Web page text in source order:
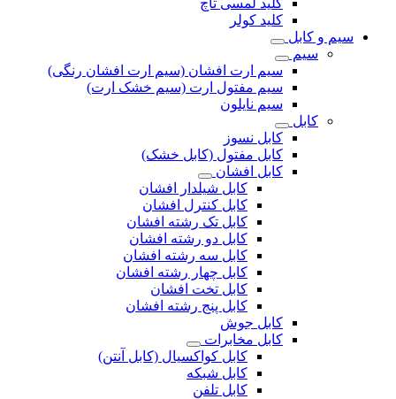
کلید لمسی تاچ
کلید کولر
سیم و کابل
سیم
سیم ارت افشان (سیم ارت افشان رنگی)
سیم مفتول ارت (سیم خشک ارت)
سیم نایلون
کابل
کابل نسوز
کابل مفتول (کابل خشک)
کابل افشان
کابل شیلدار افشان
کابل کنترل افشان
کابل تک رشته افشان
کابل دو رشته افشان
کابل سه رشته افشان
کابل چهار رشته افشان
کابل تخت افشان
کابل پنج رشته افشان
کابل جوش
کابل مخابرات
کابل کواکسیال (کابل آنتن)
کابل شبکه
کابل تلفن